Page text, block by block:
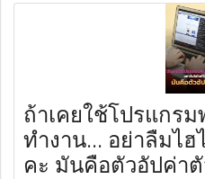
ถ้าเคยใช้โปรแกร
ทำงาน... อย่าลืมไฮ
คะ มันคือตัวอัปค่าตั